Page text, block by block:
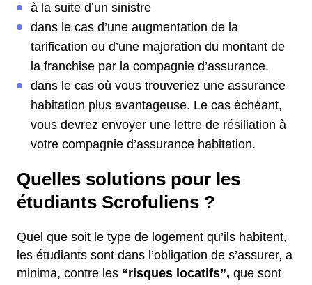
à la suite d’un sinistre
dans le cas d’une augmentation de la
tarification ou d’une majoration du montant de
la franchise par la compagnie d’assurance.
dans le cas où vous trouveriez une assurance
habitation plus avantageuse. Le cas échéant,
vous devrez envoyer une lettre de résiliation à
votre compagnie d’assurance habitation.
Quelles solutions pour les
étudiants Scrofuliens ?
Quel que soit le type de logement qu’ils habitent,
les étudiants sont dans l’obligation de s’assurer, a
minima, contre les “risques locatifs”, que sont